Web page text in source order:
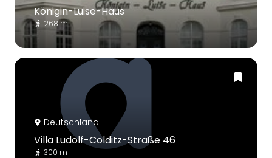
Königin-Luise-Haus
268 m
Deutschland
Villa Ludolf-Colditz-Straße 46
300 m